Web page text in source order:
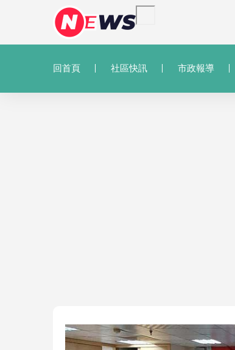
回首頁 社區快訊 市政報導